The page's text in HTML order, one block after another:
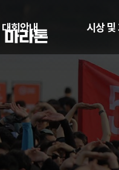
대회안내 시상 및